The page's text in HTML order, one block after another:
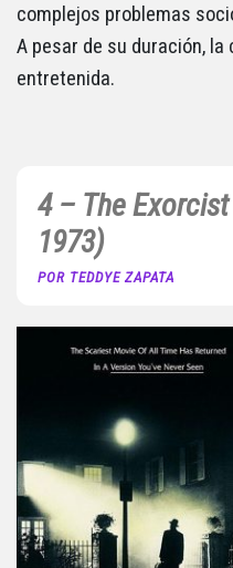
complejos problemas
A pesar de su duración,
entretenida.
4 – The
1973)
POR TEDDYE ZAPATA